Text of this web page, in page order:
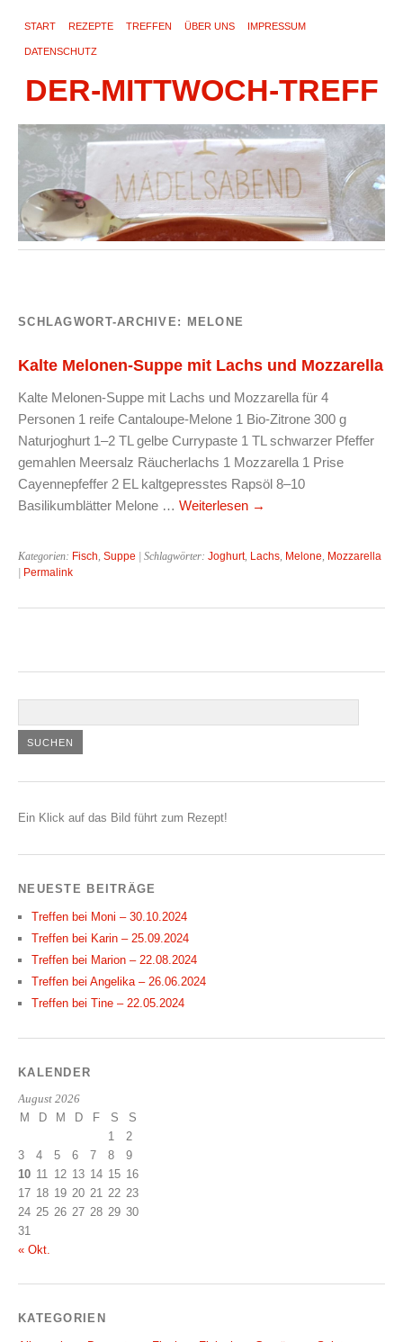
START REZEPTE TREFFEN ÜBER UNS IMPRESSUM
DATENSCHUTZ
DER-MITTWOCH-TREFF
SCHLAGWORT-ARCHIVE: MELONE
Kalte Melonen-Suppe mit Lachs und Mozzarella
Kalte Melonen-Suppe mit Lachs und Mozzarella für 4
Personen 1 reife Cantaloupe-Melone 1 Bio-Zitrone 300 g
Naturjoghurt 1–2 TL gelbe Currypaste 1 TL schwarzer Pfeffer
gemahlen Meersalz Räucherlachs 1 Mozzarella 1 Prise
Cayennepfeffer 2 EL kaltgepresstes Rapsöl 8–10
Basilikumblätter Melone … Weiterlesen →
Kategorien: Fisch Suppe | Schlagwörter: Joghurt, Lachs Melone Mozzarella
| Permalink
Ein Klick auf das Bild führt zum Rezept!
NEUESTE BEITRÄGE
Treffen bei Moni – 30.10.2024
Treffen bei Karin – 25.09.2024
Treffen bei Marion – 22.08.2024
Treffen bei Angelika – 26.06.2024
Treffen bei Tine – 22.05.2024
KALENDER
August 2026
M D M D F S
S
1
2
3
4 5 6 7 8
9
10 11 12 13 14 15 16
17 18 19 20 21 22 23
24 25 26 27 28 29 30
31
« Okt.
KATEGORIEN